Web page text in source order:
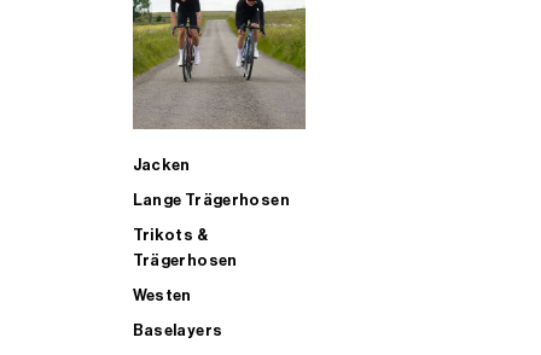
Jacken
Lange Trägerhosen
Trikots &
Trägerhosen
Westen
Baselayers
ALLE TRIATHLONARTIKEL FÜR MÄNNER KAUFEN